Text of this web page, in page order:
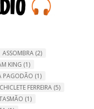
ASSOMBRA(2)
KING (1)
PAGODÃO (1)
CHICLETE FERREIRA(5)
(1)